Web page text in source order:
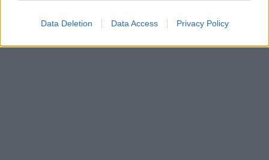
Data Deletion Data Access Privacy Policy